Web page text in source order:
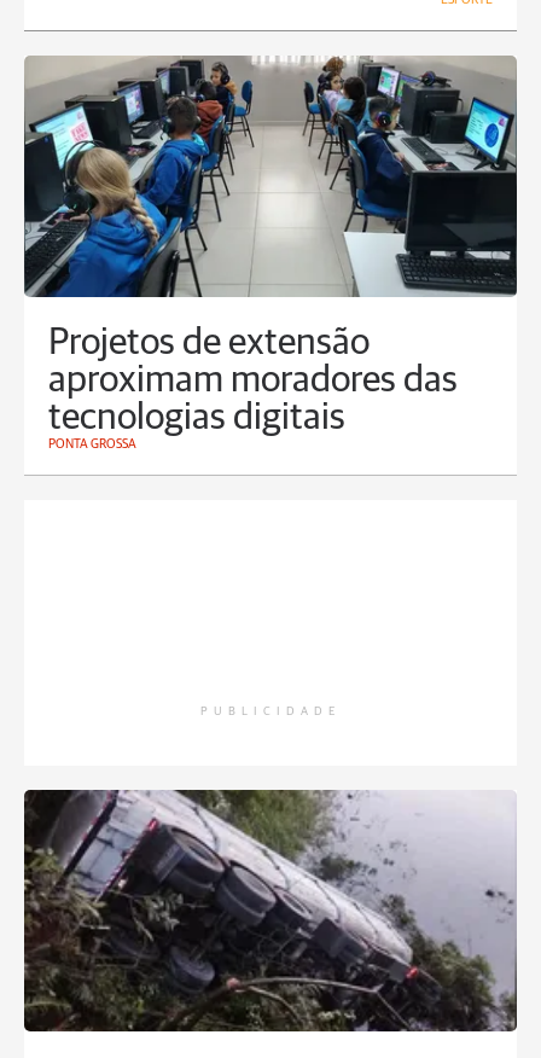
Projetos de extensão
aproximam moradores das
tecnologias digitais
PONTA GROSSA
PUBLICIDADE